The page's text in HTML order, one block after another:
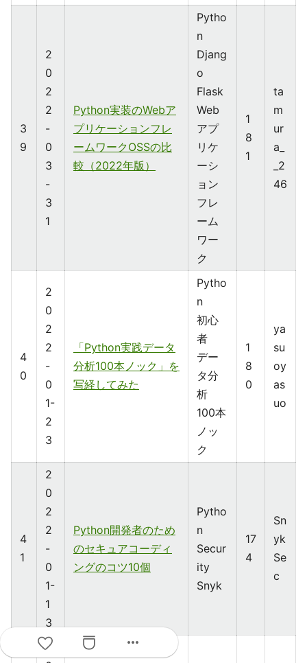
3
9
2
0
2
2
-
0
3
-
3
1
Python実装のWebア
プリケーションフレ
ームワークOSSの比
較（2022年版）
Pytho
n
Djang
o
Flask
Web
アプ
リケ
ーシ
ョン
フレ
ーム
ワー
ク
1
8
1
ta
m
ur
a_
_2
46
4
0
2
0
2
2
-
0
1-
2
3
「Python実践データ
分析100本ノック」を
写経してみた
Pytho
n
初心
者
デー
タ分
析
100本
ノッ
ク
1
8
0
ya
su
oy
as
uo
4
1
2
0
2
2
-
0
1-
1
3
Python開発者のため
のセキュアコーディ
ングのコツ10個
Pytho
n
Secur
ity
Snyk
17
4
Sn
yk
Se
c
2
more_horiz